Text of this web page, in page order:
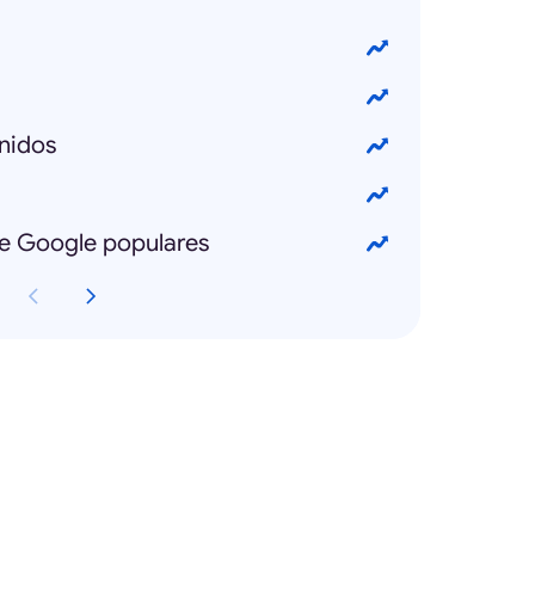
Google populares